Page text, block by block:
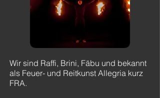
Wir sind Raffi, Brini, Fäbu und bekannt
als Feuer- und Reitkunst Allegria kurz
FRA.